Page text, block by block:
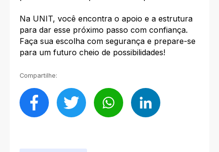
Na UNIT, você encontra o apoio e a estrutura
para dar esse próximo passo com confiança.
Faça sua escolha com segurança e prepare-se
para um futuro cheio de possibilidades!
Compartilhe: